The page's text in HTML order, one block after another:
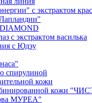
с экстрактом
с экстрактом василька
с Юдзу
спирулиной
кожи
кожи
МУРЕА"